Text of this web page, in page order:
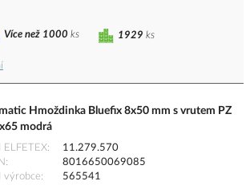
1929 ks
Více než 1000 ks
Hmoždinka Bluefix 8x50 mm s vrutem PZ
modrá
ELFETEX
11.279.570
8016650069085
výrobce
565541